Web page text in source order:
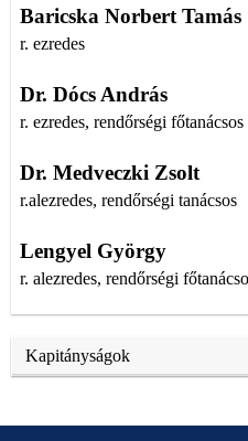
Baricska Norbert Tamás
r. ezredes
Dr. Dócs András
r. ezredes, rendőrségi főtanácsos
Dr. Medveczki Zsolt
r.alezredes, rendőrségi tanácsos
Lengyel György
r. alezredes, rendőrségi
Kapitányságok